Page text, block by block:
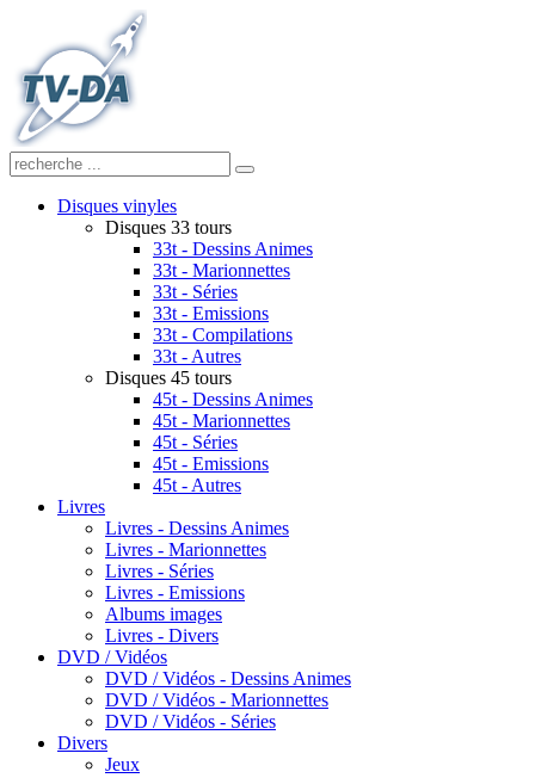
Disques vinyles
Disques 33 tours
33t - Dessins Animes
33t - Marionnettes
33t - Séries
33t - Emissions
33t - Compilations
33t - Autres
Disques 45 tours
45t - Dessins Animes
45t - Marionnettes
45t - Séries
45t - Emissions
45t - Autres
Livres
Livres - Dessins Animes
Livres - Marionnettes
Livres - Séries
Livres - Emissions
Albums images
Livres - Divers
DVD / Vidéos
DVD / Vidéos - Dessins Animes
DVD / Vidéos - Marionnettes
DVD / Vidéos - Séries
Divers
Jeux